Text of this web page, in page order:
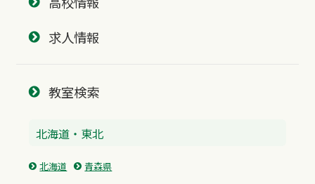
求人情報
教室検索
北海道・東北
北海道 青森県